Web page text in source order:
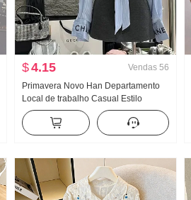
$4.15 Vendas 56
Primavera Novo Han Departamento
Local de trabalho Casual Estilo
Conjunto Feminino Elegância
Listrado Camisa Cintura alta Saia
midi Conjunto de duas peças